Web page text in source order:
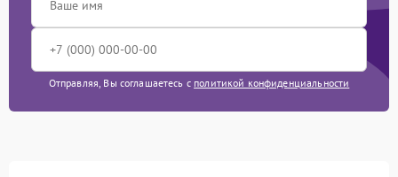
Отправляя, Вы соглашаетесь с политикой конфиденциальности